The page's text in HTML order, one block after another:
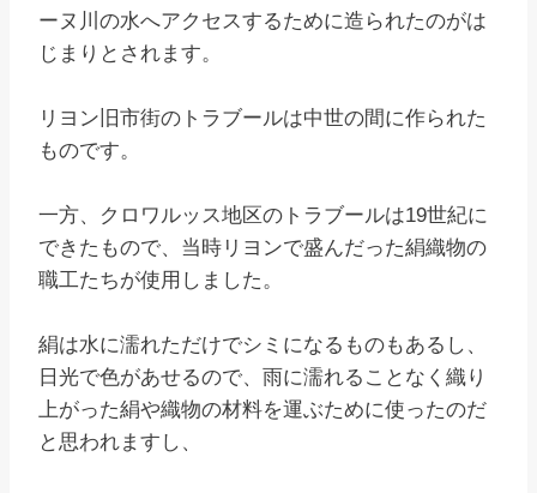
ーヌ川の水へアクセスするために造られたのがは
じまりとされます。
リヨン旧市街のトラブールは中世の間に作られた
ものです。
一方、クロワルッス地区のトラブールは19世紀に
できたもので、当時リヨンで盛んだった絹織物の
職工たちが使用しました。
絹は水に濡れただけでシミになるものもあるし、
日光で色があせるので、雨に濡れることなく織り
上がった絹や織物の材料を運ぶために使ったのだ
と思われますし、